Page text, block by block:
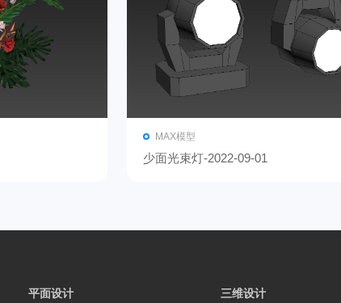
MAX模型
少面光束灯-2022-09-01
平面设计 三维设计